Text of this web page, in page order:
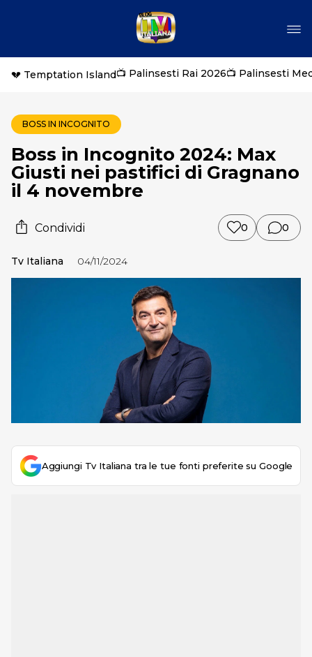
💔 Temptation Island📺 Palinsesti Rai 2026📺 Palinsesti
BOSS IN INCOGNITO
Boss in Incognito 2024: Max
Giusti nei pastifici di Gragnano
il 4 novembre
Condividi 0 0
Tv Italiana 04/11/2024
Aggiungi Tv Italiana tra le tue fonti preferite su Google